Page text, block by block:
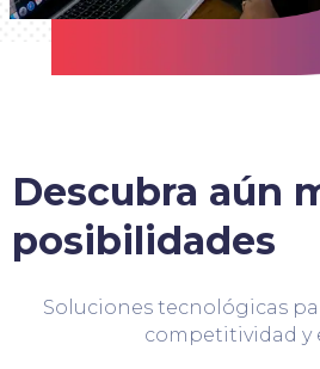
Descubra aún
posibilidades
Soluciones tecnológicas
competitividad y